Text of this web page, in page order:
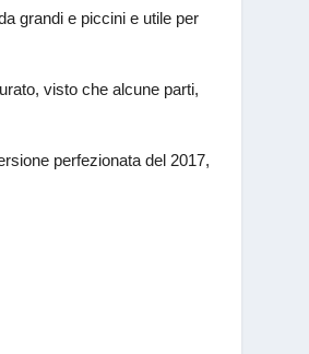
grandi e piccini e utile per
visto che alcune parti,
perfezionata del 2017,